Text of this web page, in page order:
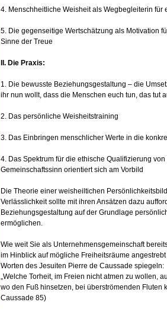
4. Menschheitliche Weisheit als Wegbegleiterin für
5. Die gegenseitige Wertschätzung als Motivation
Sinne der Treue
II. Die Praxis:
1. Die bewusste Beziehungsgestaltung – die
ihr nun wollt, dass die Menschen euch tun, das tut
2. Das persönliche Weisheitstraining
3. Das Einbringen menschlicher Werte in die
4. Das Spektrum für die ethische Qualifizierung
Gemeinschaftssinn orientiert sich am Vorbild
Die Theorie einer weisheiltichen
Verlässlichkeit sollte mit ihren Ansätzen dazu
Beziehungsgestaltung auf der Grundlage
ermöglichen.
Wie weit Sie als Unternehmensgemeinschaft
im Hinblick auf mögliche Freiheitsräume
Worten des Jesuiten Pierre de Caussade spiegeln:
„Welche Torheit, im Freien nicht atmen zu wollen,
wo den Fuß hinsetzen, bei überströmenden Fluten
Caussade 85)